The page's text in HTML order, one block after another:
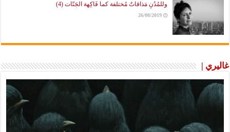
وللمُدُنِ مَذاقاتٌ مُختلفة كما فَاكِهة الجَنّات (4)
26/08/2019
غاليري |